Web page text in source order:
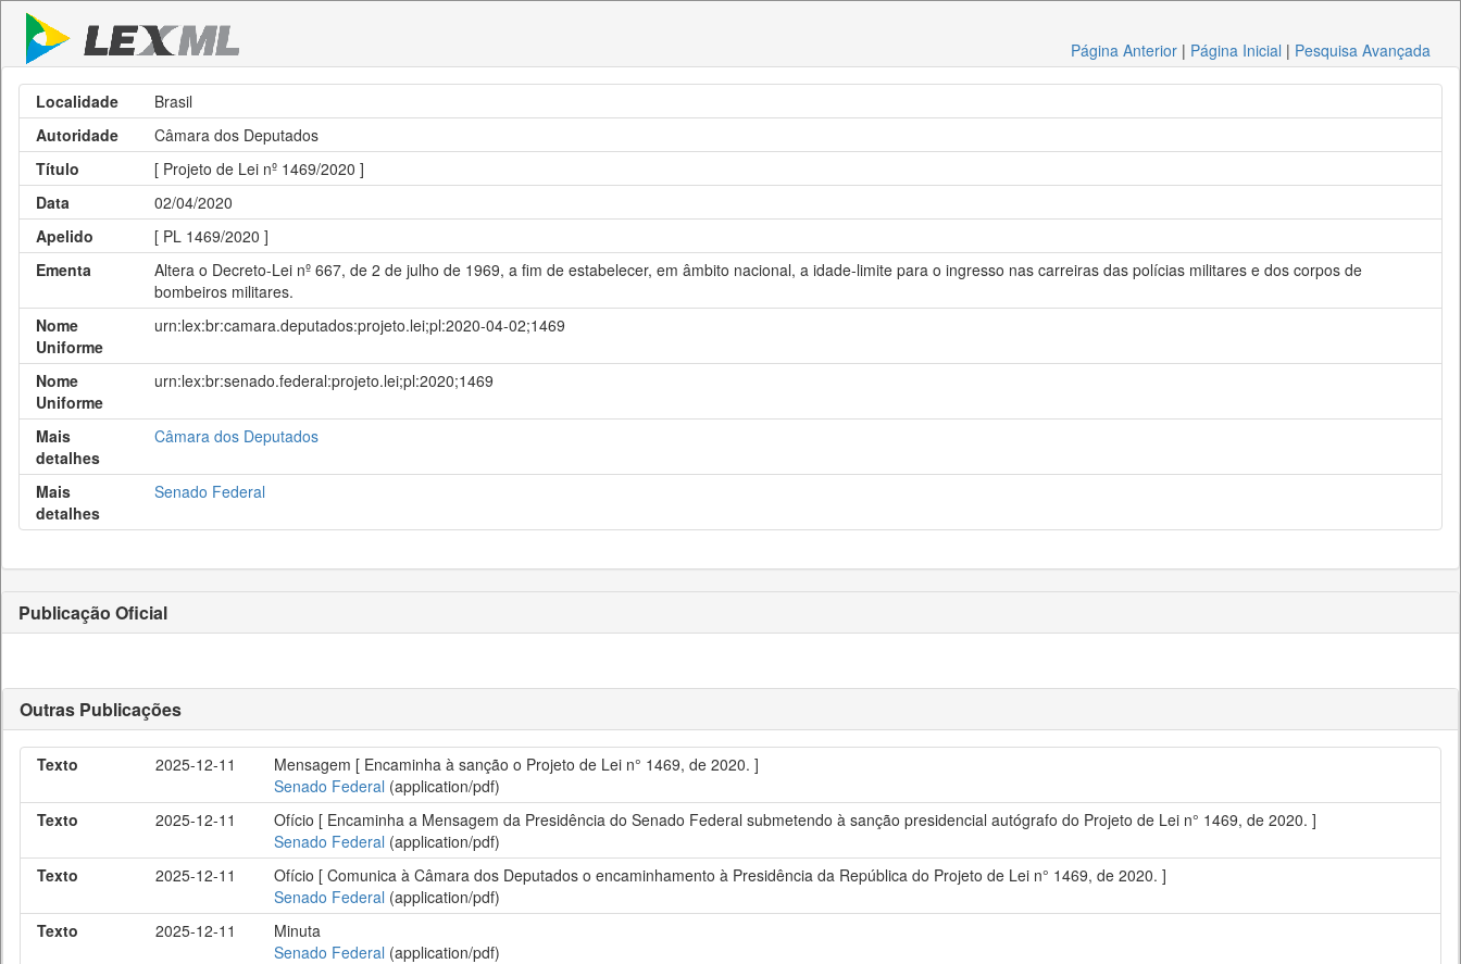
Página Anterior | Página Inicial | Pesquisa Avançada
Localidade
Brasil
Autoridade
Câmara dos Deputados
Título
[ Projeto de Lei nº 1469/2020 ]
Data
02/04/2020
Apelido
[ PL 1469/2020 ]
Ementa
Altera o Decreto-Lei nº 667, de 2 de julho de 1969, a fim de estabelecer, em âmbito nacional, a idade-limite para o ingresso nas carreiras das polícias militares e dos corpos de
bombeiros militares.
Nome
Uniforme
urn:lex:br:camara.deputados:projeto.lei;pl:2020-04-02;1469
Nome
Uniforme
urn:lex:br:senado.federal:projeto.lei;pl:2020;1469
Mais
detalhes
Câmara dos Deputados
Mais
detalhes
Senado Federal
Publicação Oficial
Outras Publicações
Texto 2025-12-11
Mensagem [ Encaminha à sanção o Projeto de Lei n° 1469, de 2020. ]
Senado Federal (application/pdf)
Texto
2025-12-11
Ofício [ Encaminha a Mensagem da Presidência do Senado Federal submetendo à sanção presidencial autógrafo do Projeto de Lei n° 1469, de 2020. ]
Senado Federal (application/pdf)
Texto
2025-12-11
Ofício [ Comunica à Câmara dos Deputados o encaminhamento à Presidência da República do Projeto de Lei n° 1469, de 2020. ]
Senado Federal (application/pdf)
Texto
2025-12-11
Minuta
Senado Federal (application/pdf)